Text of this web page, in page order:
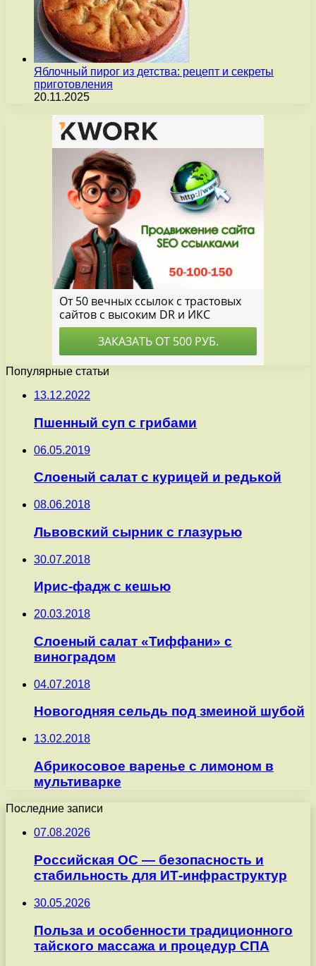
Яблочный пирог из детства: рецепт и секреты
приготовления
20.11.2025
Популярные статьи
13.12.2022
Пшенный суп с грибами
06.05.2019
Слоеный салат с курицей и редькой
08.06.2018
Львовский сырник с глазурью
30.07.2018
Ирис-фадж с кешью
20.03.2018
Слоеный салат «Тиффани» с
виноградом
04.07.2018
Новогодняя сельдь под змеиной шубой
13.02.2018
Абрикосовое варенье с лимоном в
мультиварке
Последние записи
07.08.2026
Российская ОС — безопасность и
стабильность для ИТ-инфраструктур
30.05.2026
Польза и особенности традиционного
тайского массажа и процедур СПА